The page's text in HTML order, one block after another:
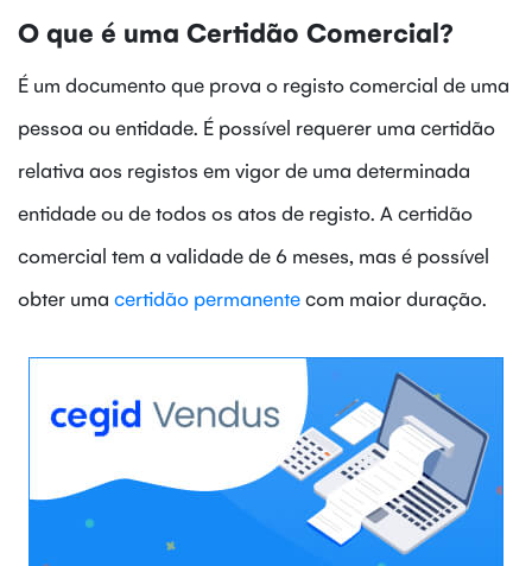
O que é uma Certidão Comercial?
É um documento que prova o registo comercial de uma
pessoa ou entidade. É possível requerer uma certidão
relativa aos registos em vigor de uma determinada
entidade ou de todos os atos de registo. A certidão
comercial tem a validade de 6 meses, mas é possível
obter uma certidão permanentecom maior duração.